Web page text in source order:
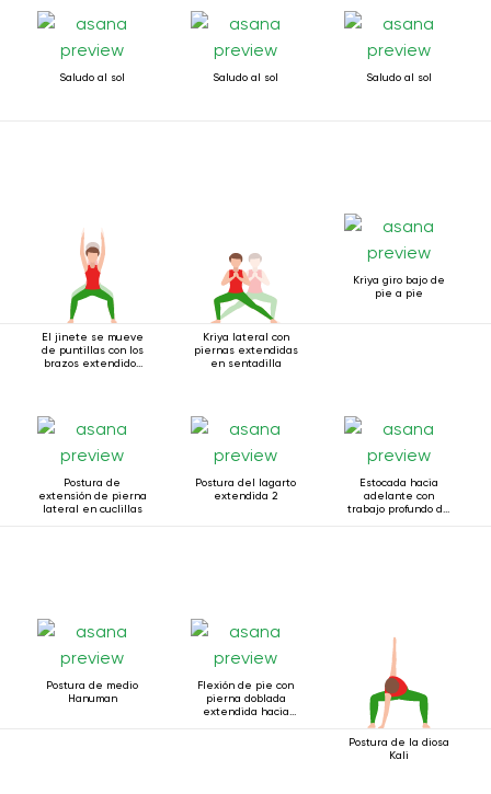
Saludo al sol Saludo al sol Saludo al sol
El jinete se mueve
de puntillas con los
brazos extendidos
Kriya lateral con
piernas extendidas
en sentadilla
Kriya giro bajo de
pie a pie
Postura de
extensión de pierna
lateral en cuclillas
Postura del lagarto
extendida 2
Estocada hacia
adelante con
trabajo profundo de
Postura de medio
Hanuman
Flexión de pie con
pierna doblada
extendida hacia
Postura de la diosa
Kali